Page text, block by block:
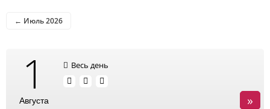
← Июль 2026
1
Августа
Весь день
»